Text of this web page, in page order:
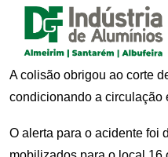
A colisão obrigou ao corte
condicionando a circulação
O alerta para o acidente foi